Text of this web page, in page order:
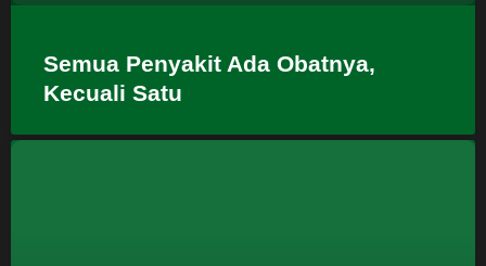
Semua Penyakit Ada Obatnya,
Kecuali Satu